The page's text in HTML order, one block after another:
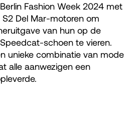
Fashion Week 2024 met
Del Mar-motoren om
van hun op de
schoen te vieren.
unieke combinatie van mode
alle aanwezigen een